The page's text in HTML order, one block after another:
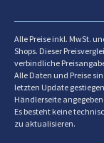
Alle Preise inkl. MwSt.
Shops. Dieser
verbindliche
Alle Daten und Preise
letzten Update
Händlerseite
Es besteht keine
zu aktualisieren.